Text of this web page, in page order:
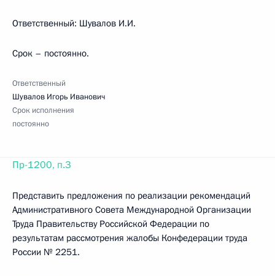
Ответственный: Шувалов И.И.
Срок – постоянно.
Ответственный
Шувалов Игорь Иванович
Срок исполнения
постоянно
Пр-1200, п.3
Представить предложения по реализации рекомендаций
Административного Совета Международной Организации
Труда Правительству Российской Федерации по
результатам рассмотрения жалобы Конфедерации труда
России № 2251.